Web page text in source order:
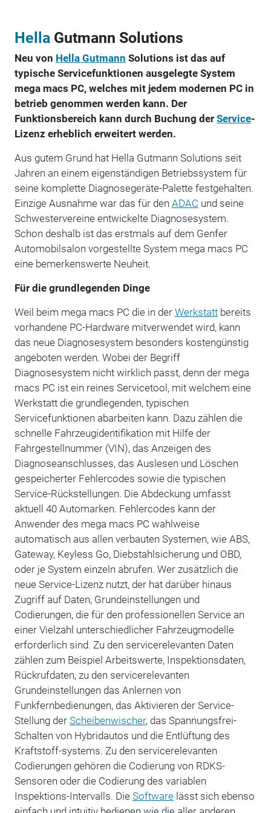
HellaGutmann Solutions
Neu von Hella Gutmann Solutions ist das auf
typische Servicefunktionen ausgelegte System
mega macs PC, welches mit jedem modernen PC in
betrieb genommen werden kann. Der
Funktionsbereich kann durch Buchung der Service-
Lizenz erheblich erweitert werden.
Aus gutem Grund hat Hella Gutmann Solutions seit
Jahren an einem eigenständigen Betriebssystem für
seine komplette Diagnosegeräte-Palette festgehalten.
Einzige Ausnahme war das für den ADAC und seine
Schwestervereine entwickelte Diagnosesystem.
Schon deshalb ist das erstmals auf dem Genfer
Automobilsalon vorgestellte System mega macs PC
eine bemerkenswerte Neuheit.
Für die grundlegenden Dinge
Weil beim mega macs PC die in der Werkstattbereits
vorhandene PC-Hardware mitverwendet wird, kann
das neue Diagnosesystem besonders kostengünstig
angeboten werden. Wobei der Begriff
Diagnosesystem nicht wirklich passt, denn der mega
macs PC ist ein reines Servicetool, mit welchem eine
Werkstatt die grundlegenden, typischen
Servicefunktionen abarbeiten kann. Dazu zählen die
schnelle Fahrzeugidentifikation mit Hilfe der
Fahrgestellnummer (VIN), das Anzeigen des
Diagnoseanschlusses, das Auslesen und Löschen
gespeicherter Fehlercodes sowie die typischen
Service-Rückstellungen. Die Abdeckung umfasst
aktuell 40 Automarken. Fehlercodes kann der
Anwender des mega macs PC wahlweise
automatisch aus allen verbauten Systemen, wie ABS,
Gateway, Keyless Go, Diebstahlsicherung und OBD,
oder je System einzeln abrufen. Wer zusätzlich die
neue Service-Lizenz nutzt, der hat darüber hinaus
Zugriff auf Daten, Grundeinstellungen und
Codierungen, die für den professionellen Service an
einer Vielzahl unterschiedlicher Fahrzeugmodelle
erforderlich sind. Zu den servicerelevanten Daten
zählen zum Beispiel Arbeitswerte, Inspektionsdaten,
Rückrufdaten, zu den servicerelevanten
Grundeinstellungen das Anlernen von
Funkfernbedienungen, das Aktivieren der Service-
Stellung der Scheibenwischer, das Spannungsfrei-
Schalten von Hybridautos und die Entlüftung des
Kraftstoff-systems. Zu den servicerelevanten
Codierungen gehören die Codierung von RDKS-
Sensoren oder die Codierung des variablen
Inspektions-Intervalls. Die Softwarelässt sich ebenso